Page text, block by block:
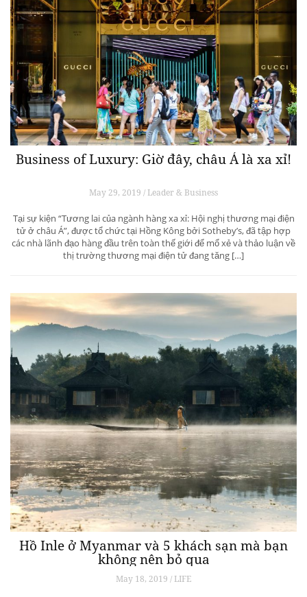
Business of Luxury: Giờ đây, châu Á là xa xỉ!
May 29, 2019 / Leader & Business
Tại sự kiện “Tương lai của ngành hàng xa xỉ: Hội nghị thương mại điện
tử ở châu Á”, được tổ chức tại Hồng Kông bởi Sotheby’s, đã tập hợp
các nhà lãnh đạo hàng đầu trên toàn thế giới để mổ xẻ và thảo luận về
thị trường thương mại điện tử đang tăng […]
Hồ Inle ở Myanmar và 5 khách sạn mà bạn
không nên bỏ qua
May 18, 2019 / LIFE